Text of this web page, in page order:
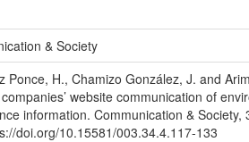
& Society
Ponce, H., Chamizo González, J. and
website communication of
information. Communication & Society,
doi.org/10.15581/003.34.4.117-133